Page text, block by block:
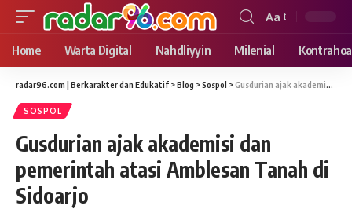
Font
Resizer
Aa
Home Warta Digital Nahdliyyin Milenial
radar96.com | Berkarakter dan Edukatif >Blog >Sospol >Gusdurian ajak akademisi dan pemerintah atasi Amblesan Tanah di Sidoarjo
SOSPOL
Gusdurian ajak akademisi dan
pemerintah atasi Amblesan Tanah di
Sidoarjo